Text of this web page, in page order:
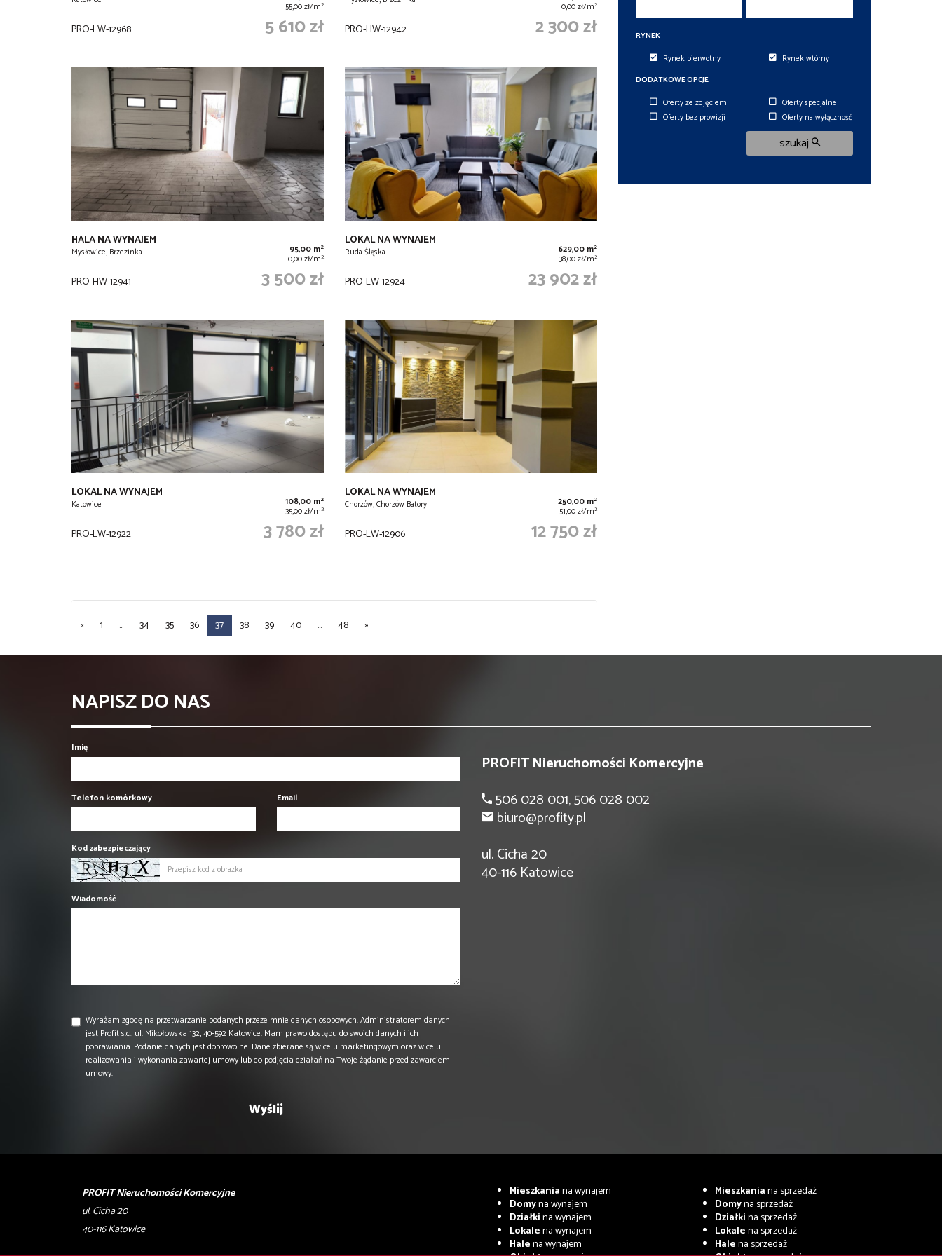
55,00 zł/m2
PRO-LW-12968 5 610 zł
0,00 zł/m2
PRO-HW-12942 2 300 zł
HALA NA WYNAJEM
Mysłowice, Brzezinka 95,00 m2
0,00 zł/m2
PRO-HW-12941 3 500 zł
LOKAL NA WYNAJEM
Ruda Śląska 629,00 m2
38,00 zł/m2
PRO-LW-12924 23 902 zł
LOKAL NA WYNAJEM
Katowice 108,00 m2
35,00 zł/m2
PRO-LW-12922 3 780 zł
LOKAL NA WYNAJEM
Chorzów, Chorzów Batory 250,00 m2
51,00 zł/m2
PRO-LW-12906 12 750 zł
« 1 ... 34 35 36 37 38 39 40 ... 48 »
RYNEK
Rynek pierwotny
Rynek wtórny
DODATKOWE OPCJE
Oferty ze zdjęciem
Oferty specjalne
Oferty bez prowizji
Oferty na wyłączność
szukaj
NAPISZ DO NAS
Imię
Telefon komórkowy Email
Kod zabezpieczający
Wiadomość
Wyrażam zgodę na przetwarzanie podanych przeze mnie danych osobowych. Administratorem danych
jest Profit s.c., ul. Mikołowska 132, 40-592 Katowice. Mam prawo dostępu do swoich danych i ich
poprawiania. Podanie danych jest dobrowolne. Dane zbierane są w celu marketingowym oraz w celu
realizowania i wykonania zawartej umowy lub do podjęcia działań na Twoje żądanie przed zawarciem
umowy.
PROFIT Nieruchomości Komercyjne
506 028 001, 506 028 002
biuro@profity.pl
ul. Cicha 20
40-116 Katowice
PROFIT Nieruchomości Komercyjne
ul. Cicha 20
40-116 Katowice
Mieszkaniana wynajem
Domyna wynajem
Działkina wynajem
Lokalena wynajem
Halena wynajem
Mieszkaniana sprzedaż
Domyna sprzedaż
Działkina sprzedaż
Lokalena sprzedaż
Halena sprzedaż